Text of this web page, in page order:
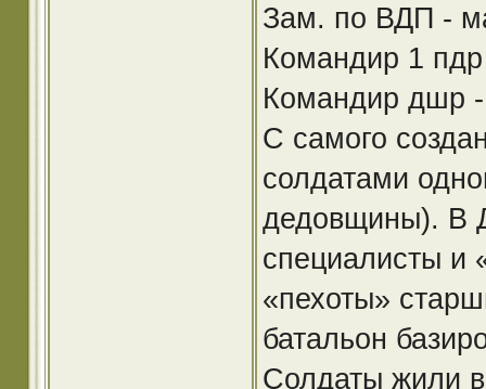
Зам. по ВДП -
Командир 1
Командир дшр
С самого
солдатами
дедовщины). В
специалисты и
«пехоты»
батальон
Солдаты жили